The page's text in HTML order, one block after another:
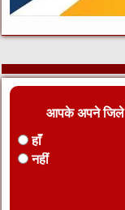
आपके अपने जिले
हाँ
नहीं